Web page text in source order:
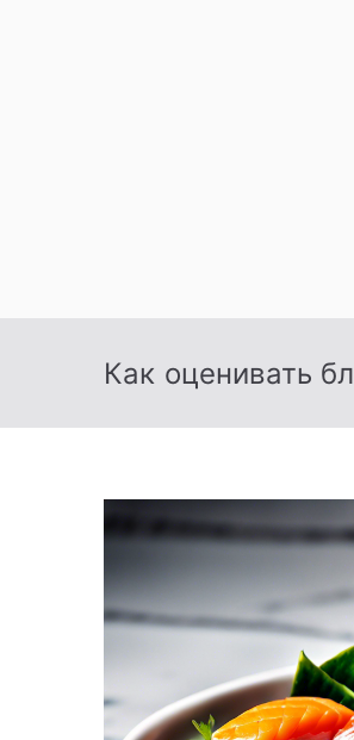
Как оценивать